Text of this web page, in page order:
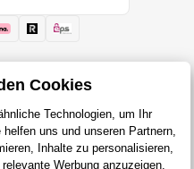
vorbehalten
und es gelten